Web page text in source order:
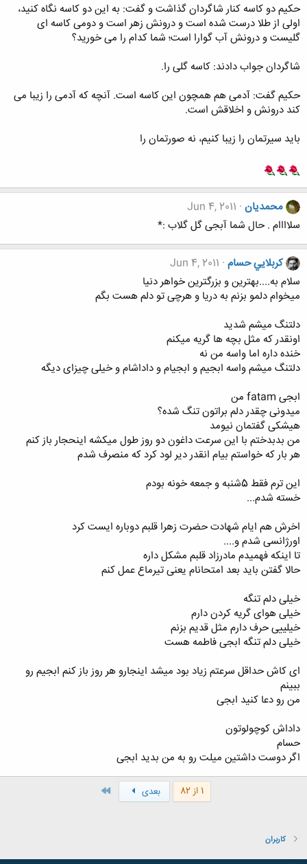
حکیم دو کاسه کنار شاگردان گذاشت و گفت: به این دو کاسه نگاه کنید،
اولی از طلا درست شده است و درونش زهر است و دومی کاسه ای
گلیست و درونش آب گوارا است؛ شما کدام را می خورید؟
شاگردان جواب دادند: کاسه گلی را.
حکیم گفت: آدمی هم همچون این کاسه است. آنچه که آدمی را زیبا می
کند درونش و اخلاقش است.
باید سیرتمان را زیبا کنیم، نه صورتمان را
محمدیان Jun 4, 2011
سلاااام . حال شما آبجی گل گلاب :*
كربلايي حسام Jun 4, 2011
سلام به....بهترین و بزرگترین خواهر دنیا
میخوام دلمو بزنم به دریا و هرچی تو دلم هست بگم
دلتنگ میشم شدید
اونقدر که مثل بچه ها گریه میکنم
خنده داره اما واسه من نه
دلتنگ میشم واسه ابجیم و ابجیام و داداشام و خیلی چیزای دیگه
ابجی fatam من
میدونی چقدر دلم براتون تنگ شده؟
هیشکی گفتمان نیومد
من بدبدختم با این سرعت داغون دو روز طول میکشه اینحجار باز کنم
هر بار که خواستم بیام انقدر دیر لود کرد که منصرف شدم
این ترم فقط 5شنبه و جمعه خونه بودم
خسته شدم...
اخرش هم ایام شهادت حضرت زهرا قلبم دوباره ایست کرد
اورژانسی شدم و....
تا اینکه فهمیدم مادرزاد قلبم مشکل داره
حالا گفتن باید بعد امتحانام یعنی تیرماع عمل کنم
خیلی دلم تنگه
خیلی هوای گریه کردن دارم
خیلییی حرف دارم مثل قدیم بزنم
خیلی دلم تنگه ابجی فاطمه هست
ای کاش حداقل سرعتم زیاد بود میشد اینجارو هر روز باز کنم ابجیم رو
ببینم
من رو دعا کنید ابجی
داداش کوچولوتون
حسام
اگر دوست داشتین میلت رو به من بدید ابجی
1 از 82 بعدی
کاربران